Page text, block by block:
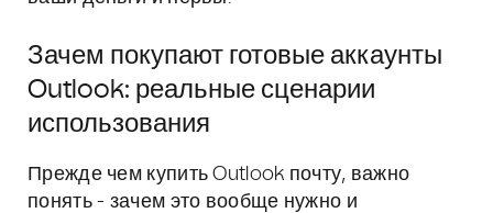
Зачем покупают готовые аккаунты
Outlook: реальные сценарии
использования
Прежде чем купить Outlook почту, важно
понять - зачем это вообще нужно и